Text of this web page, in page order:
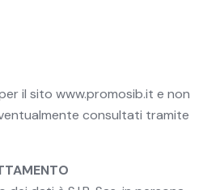
il sito www.promosib.it e non
consultati tramite